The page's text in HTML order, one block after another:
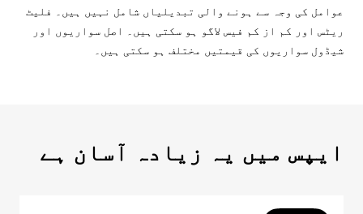
عوامل کی وجہ سے ہونے والی تبدیلیاں شامل نہیں ہیں۔ فلیٹ
ریٹس اور کم از کم فیس لاگو ہو سکتی ہیں۔ اصل سواریوں اور
شیڈول سواریوں کی قیمتیں مختلف ہو سکتی ہیں۔
ایپس میں یہ زیادہ آسان ہے